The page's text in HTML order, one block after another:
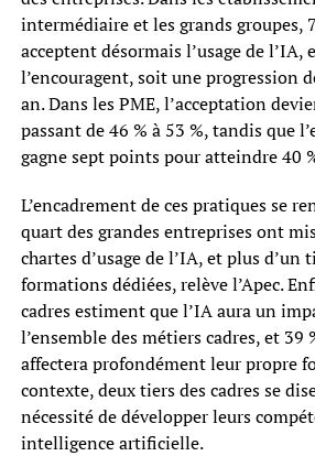
intermédiaire et les grands groupes,
acceptent désormais l’usage de l’IA,
l’encouragent, soit une progression
an. Dans les PME, l’acceptation
passant de 46 % à 53 %, tandis que
gagne sept points pour atteindre 40
L’encadrement de ces pratiques se
quart des grandes entreprises ont
chartes d’usage de l’IA, et plus d’un
formations dédiées, relève l’Apec.
cadres estiment que l’IA aura un
l’ensemble des métiers cadres, et 39
affectera profondément leur propre
contexte, deux tiers des cadres se
nécessité de développer leurs
intelligence artificielle.